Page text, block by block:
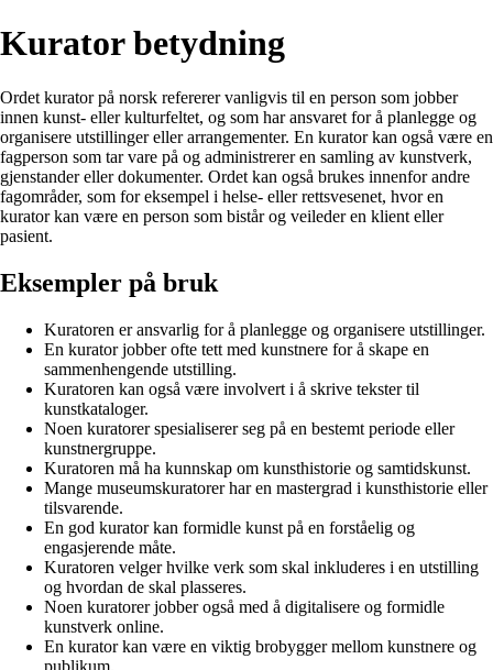
Kurator betydning
Ordet kurator på norsk refererer vanligvis til en person som jobber
innen kunst- eller kulturfeltet, og som har ansvaret for å planlegge og
organisere utstillinger eller arrangementer. En kurator kan også være en
fagperson som tar vare på og administrerer en samling av kunstverk,
gjenstander eller dokumenter. Ordet kan også brukes innenfor andre
fagområder, som for eksempel i helse- eller rettsvesenet, hvor en
kurator kan være en person som bistår og veileder en klient eller
pasient.
Eksempler på bruk
Kuratoren er ansvarlig for å planlegge og organisere utstillinger.
En kurator jobber ofte tett med kunstnere for å skape en
sammenhengende utstilling.
Kuratoren kan også være involvert i å skrive tekster til
kunstkataloger.
Noen kuratorer spesialiserer seg på en bestemt periode eller
kunstnergruppe.
Kuratoren må ha kunnskap om kunsthistorie og samtidskunst.
Mange museumskuratorer har en mastergrad i kunsthistorie eller
tilsvarende.
En god kurator kan formidle kunst på en forståelig og
engasjerende måte.
Kuratoren velger hvilke verk som skal inkluderes i en utstilling
og hvordan de skal plasseres.
Noen kuratorer jobber også med å digitalisere og formidle
kunstverk online.
En kurator kan være en viktig brobygger mellom kunstnere og
publikum.